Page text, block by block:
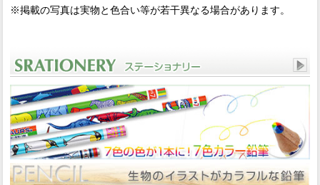
※掲載の写真は実物と色合い等が若干異なる場合があります。